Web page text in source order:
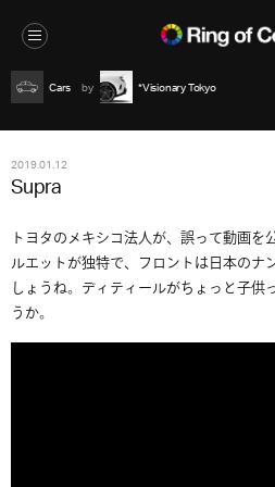
Cars *Visionary Tokyo
2019.01.12
Supra
トヨタのメキシコ法人が、誤って動画
ルエットが独特で、フロントは日本のナ
しょうね。ディティールがちょっと子供
うか。